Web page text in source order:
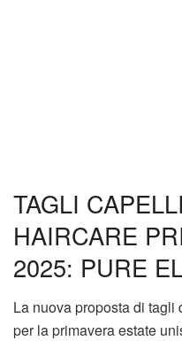
TAGLI
HAIRCARE
2025: PURE
La nuova proposta di
per la primavera estate